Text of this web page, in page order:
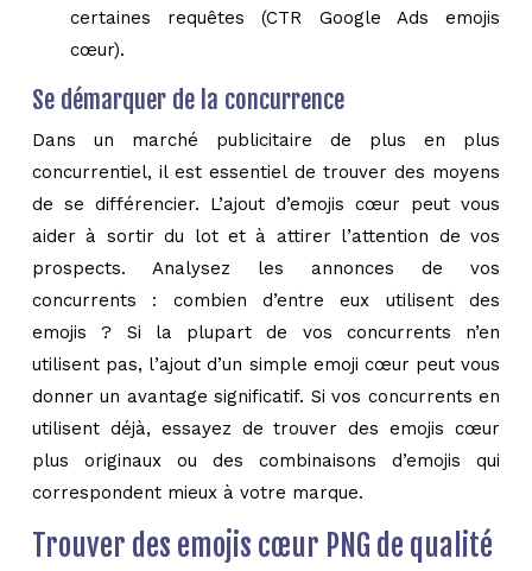
certaines requêtes (CTR Google Ads emojis
cœur).
Se démarquer de la concurrence
Dans un marché publicitaire de plus en plus
concurrentiel, il est essentiel de trouver des moyens
de se différencier. L’ajout d’emojis cœur peut vous
aider à sortir du lot et à attirer l’attention de vos
prospects. Analysez les annonces de vos
concurrents : combien d’entre eux utilisent des
emojis ? Si la plupart de vos concurrents n’en
utilisent pas, l’ajout d’un simple emoji cœur peut vous
donner un avantage significatif. Si vos concurrents en
utilisent déjà, essayez de trouver des emojis cœur
plus originaux ou des combinaisons d’emojis qui
correspondent mieux à votre marque.
Trouver des emojis cœur PNG de qualité